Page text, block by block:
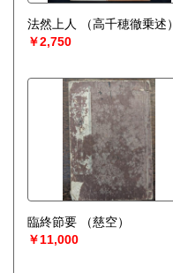
法然上人
（高千穂徹乗述）
￥2,750
臨終節要
（慈空）
￥11,000